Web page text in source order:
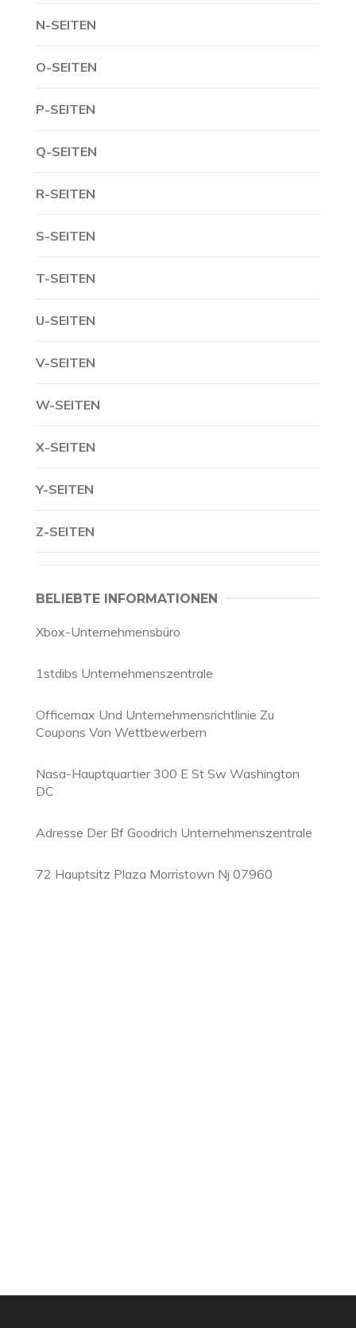
N-SEITEN
O-SEITEN
P-SEITEN
Q-SEITEN
R-SEITEN
S-SEITEN
T-SEITEN
U-SEITEN
V-SEITEN
W-SEITEN
X-SEITEN
Y-SEITEN
Z-SEITEN
BELIEBTE INFORMATIONEN
Xbox-Unternehmensbüro
1stdibs Unternehmenszentrale
Officemax Und Unternehmensrichtlinie Zu
Coupons Von Wettbewerbern
Nasa-Hauptquartier 300 E St Sw Washington
DC
Adresse Der Bf Goodrich Unternehmenszentrale
72 Hauptsitz Plaza Morristown Nj 07960